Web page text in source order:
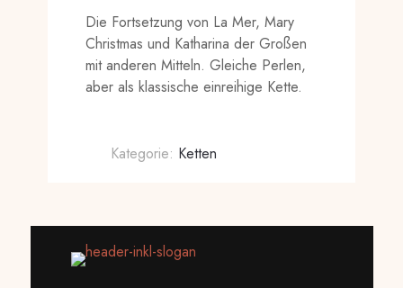
Die Fortsetzung von La Mer, Mary
Christmas und Katharina der Großen
mit anderen Mitteln. Gleiche Perlen,
aber als klassische einreihige Kette.
Kategorie: Ketten